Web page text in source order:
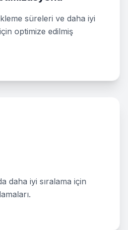
süreleri ve daha iyi
optimize edilmiş
daha iyi sıralama için